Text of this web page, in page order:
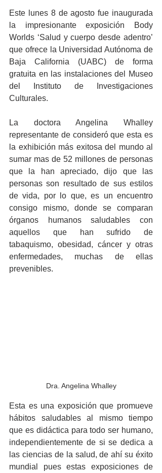
Este lunes 8 de agosto fue inaugurada
la impresionante exposición Body
Worlds ‘Salud y cuerpo desde adentro’
que ofrece la Universidad Autónoma de
Baja California (UABC) de forma
gratuita en las instalaciones del Museo
del Instituto de Investigaciones
Culturales.
La doctora Angelina Whalley
representante de consideró que esta es
la exhibición más exitosa del mundo al
sumar mas de 52 millones de personas
que la han apreciado, dijo que las
personas son resultado de sus estilos
de vida, por lo que, es un encuentro
consigo mismo, donde se comparan
órganos humanos saludables con
aquellos que han sufrido de
tabaquismo, obesidad, cáncer y otras
enfermedades, muchas de ellas
prevenibles.
Dra. Angelina Whalley
Esta es una exposición que promueve
hábitos saludables al mismo tiempo
que es didáctica para todo ser humano,
independientemente de si se dedica a
las ciencias de la salud, de ahí su éxito
mundial pues estas exposiciones de